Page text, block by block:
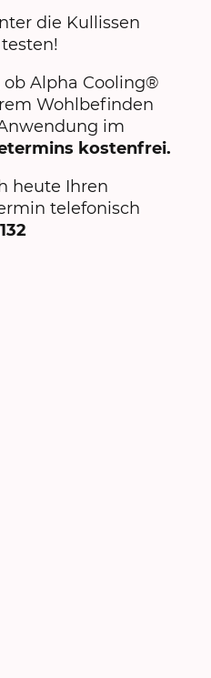
die Kullissen
Alpha Cooling®
Wohlbefinden
im
kostenfrei.
heute Ihren
telefonisch